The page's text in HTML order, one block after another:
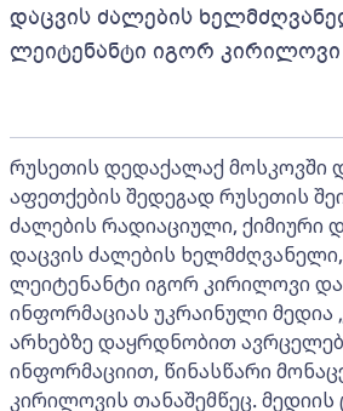
დაცვის ძალების
ლეიტენანტი იგორ
რუსეთის დედაქალაქ
აფეთქების შედეგად რუსეთის
ძალების რადიაციული, ქიმიური
დაცვის ძალების
ლეიტენანტი იგორ კირილოვი
ინფორმაციას უკრაინული მედია
არხებზე დაყრდნობით
ინფორმაციით, წინასწარი
კირილოვის თანაშემწეც.